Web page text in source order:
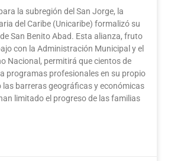
la subregión del San Jorge, la
del Caribe (Unicaribe) formalizó su
San Benito Abad. Esta alianza, fruto
con la Administración Municipal y el
Nacional, permitirá que cientos de
programas profesionales en su propio
barreras geográficas y económicas
limitado el progreso de las familias